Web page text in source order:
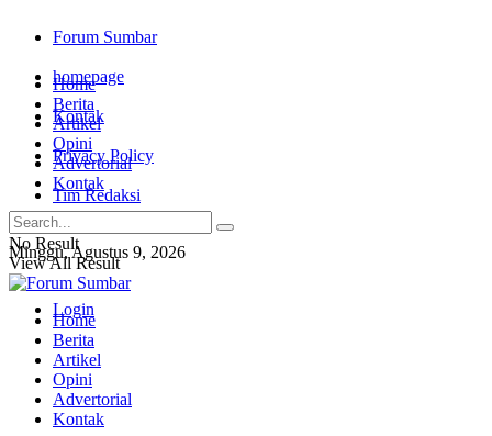
Forum Sumbar
homepage
Kontak
Privacy Policy
Tim Redaksi
Minggu, Agustus 9, 2026
Login
Home
Berita
Artikel
Opini
Advertorial
Kontak
No Result
View All Result
Home
Berita
Artikel
Opini
Advertorial
Kontak